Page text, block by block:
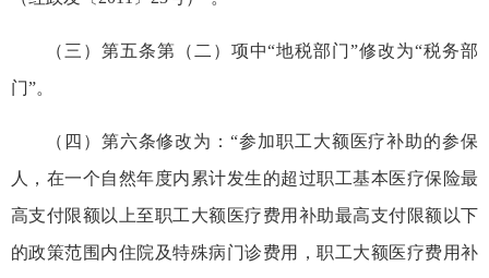
（三）第五条第（二）项中“地税部门”修改为“税务部
门”。
（四）第六条修改为：“参加职工大额医疗补助的参保
人，在一个自然年度内累计发生的超过职工基本医疗保险最
高支付限额以上至职工大额医疗费用补助最高支付限额以下
的政策范围内住院及特殊病门诊费用，职工大额医疗费用补